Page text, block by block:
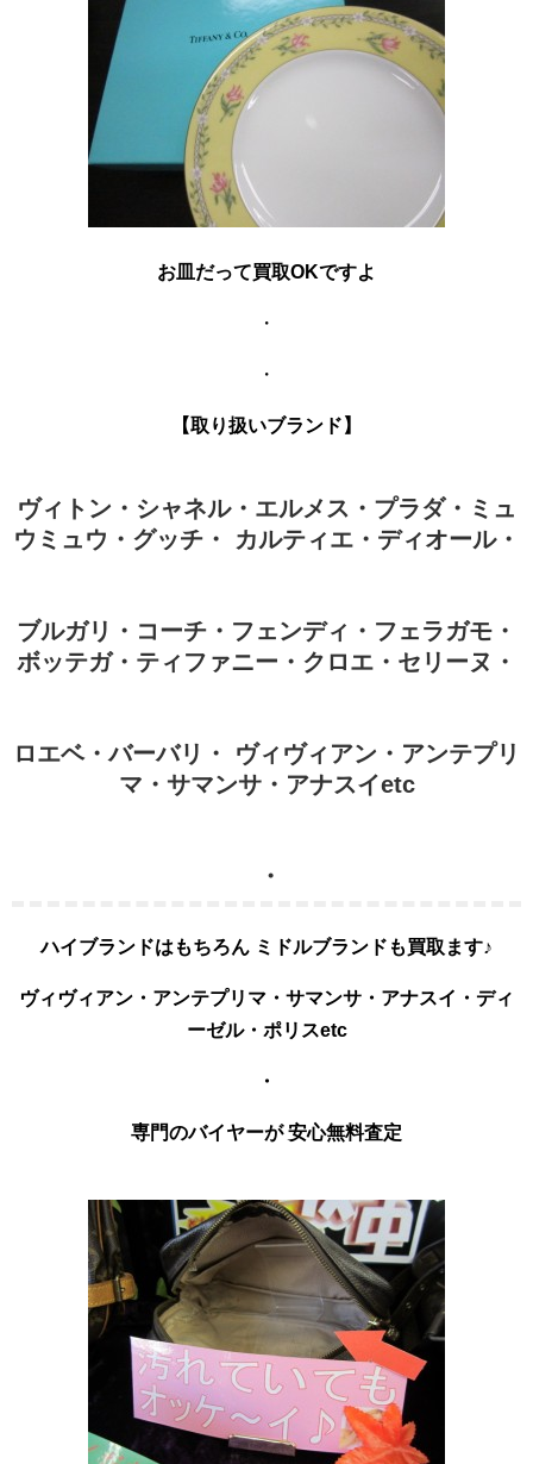
お皿だって買取OKですよ
・
・
【取り扱いブランド】
ヴィトン・シャネル・エルメス・プラダ・ミュ
ウミュウ・グッチ・ カルティエ・ディオール・
ブルガリ・コーチ・フェンディ・フェラガモ・
ボッテガ・ティファニー・クロエ・セリーヌ・
ロエベ・バーバリ・
ヴィヴィアン・アンテプリ
マ・サマンサ・アナスイetc
・
ハイブランドはもちろん ミドルブランドも買取ます♪
ヴィヴィアン・アンテプリマ・サマンサ・アナスイ・ディ
ーゼル・ポリスetc
・
専門のバイヤーが 安心無料査定